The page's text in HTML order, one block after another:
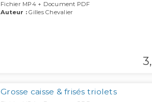
Fichier MP4 + Document PDF
Auteur : Gilles Chevalier
3,
Grosse caisse & frisés triolets